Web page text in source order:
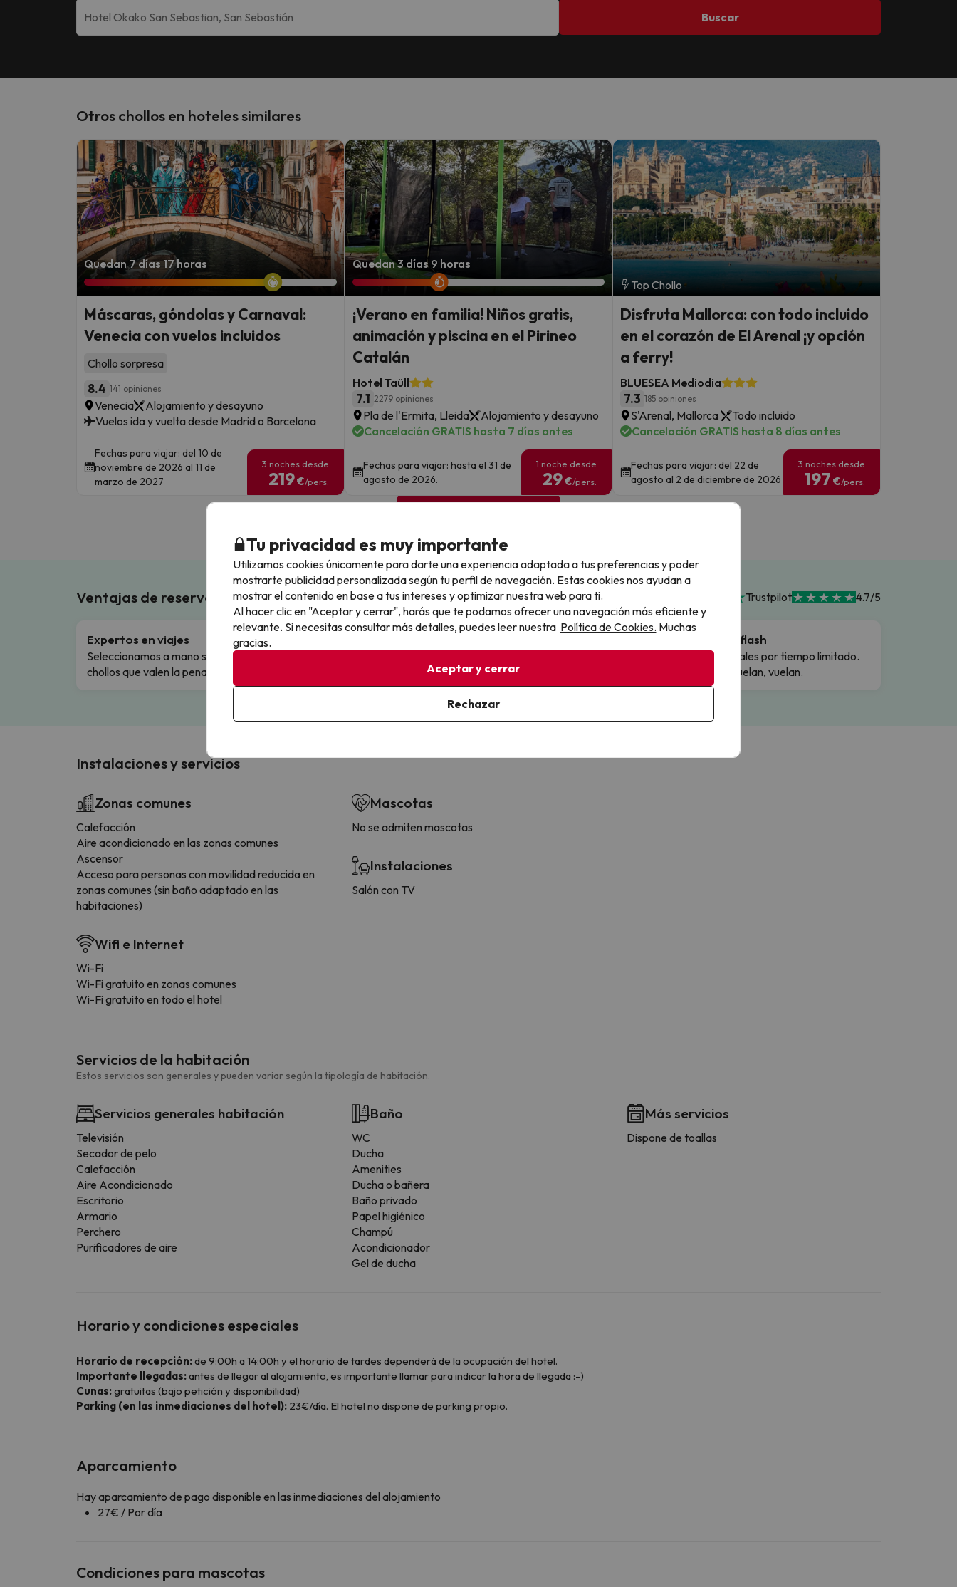
Buscar
Otros chollos en hoteles similares
Quedan 7 días 17 horas
Máscaras, góndolas y Carnaval:
Venecia con vuelos incluidos
Chollo sorpresa
8.4 141 opiniones
Venecia
Alojamiento y desayuno
Vuelos ida y vuelta desde Madrid o Barcelona
Fechas para viajar: del 10 de
noviembre de 2026 al 11 de
marzo de 2027
3 noches desde
219€/pers.
Quedan 3 días 9 horas
¡Verano en familia! Niños gratis,
animación y piscina en el Pirineo
Catalán
Hotel Taüll
7.1 2279 opiniones
Pla de l'Ermita, Lleida
Alojamiento y desayuno
Cancelación GRATIS hasta 7 días antes
Fechas para viajar: hasta el 31 de
agosto de 2026.
1 noche desde
29€/pers.
Top Chollo
Disfruta Mallorca: con todo incluido
en el corazón de El Arenal ¡y opción
a ferry!
BLUESEA Mediodia
7.3 185 opiniones
S'Arenal, Mallorca
Todo incluido
Cancelación GRATIS hasta 8 días antes
Fechas para viajar: del 22 de
agosto al 2 de diciembre de 2026
3 noches desde
197 €/pers.
Ventajas de reservar en Buscounchollo Trustpilot 4.7/5
Expertos en viajes
Seleccionamos a mano solo los
chollos que valen la pena.
Reserva ahora, paga luego.
Ofertas flash
Precios reales por tiempo limitado.
Cuando vuelan, vuelan.
Instalaciones y servicios
Zonas comunes
Calefacción
Aire acondicionado en las zonas comunes
Ascensor
Acceso para personas con movilidad reducida en
zonas comunes (sin baño adaptado en las
habitaciones)
Wifi e Internet
Wi-Fi
Wi-Fi gratuito en zonas comunes
Wi-Fi gratuito en todo el hotel
Mascotas
No se admiten mascotas
Instalaciones
Salón con TV
Servicios de la habitación
Estos servicios son generales y pueden variar según la tipología de habitación.
Servicios generales habitación
Televisión
Secador de pelo
Calefacción
Aire Acondicionado
Escritorio
Armario
Perchero
Purificadores de aire
Baño
WC
Ducha
Amenities
Ducha o bañera
Baño privado
Papel higiénico
Champú
Acondicionador
Gel de ducha
Más servicios
Dispone de toallas
Horario y condiciones especiales
Horario de recepción:de 9:00h a 14:00h y el horario de tardes dependerá de la ocupación del hotel.
Importante llegadas:antes de llegar al alojamiento, es importante llamar para indicar la hora de llegada :-)
Cunas:gratuitas (bajo petición y disponibilidad)
Parking (en las inmediaciones del hotel): 23€/día. El hotel no dispone de parking propio.
Aparcamiento
Hay aparcamiento de pago disponible en las inmediaciones del alojamiento
27€ / Por día
Condiciones para mascotas
Tu privacidad es muy importante
Utilizamos cookies únicamente para darte una experiencia adaptada a tus preferencias y poder
mostrarte publicidad personalizada según tu perfil de navegación. Estas cookies nos ayudan a
mostrar el contenido en base a tus intereses y optimizar nuestra web para ti.
Al hacer clic en "Aceptar y cerrar", harás que te podamos ofrecer una navegación más eficiente y
relevante. Si necesitas consultar más detalles, puedes leer nuestra Política de Cookies. Muchas
gracias.
Aceptar y cerrar
Rechazar